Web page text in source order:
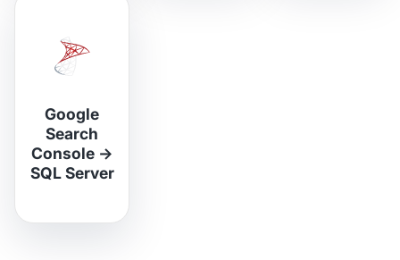
Google
Search
Console→
SQL Server